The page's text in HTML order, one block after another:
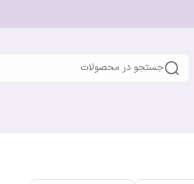
جستجو در محصولات